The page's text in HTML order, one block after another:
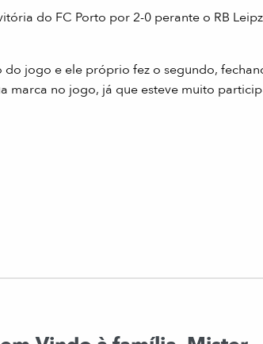
do FC Porto por 2-0 perante o RB
jogo e ele próprio fez o segundo,
marca no jogo, já que esteve muito